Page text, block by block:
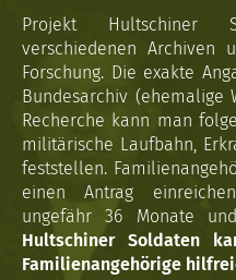
Projekt Hultschiner
verschiedenen Archiven
Forschung. Die exakte
Bundesarchiv (ehemalige
Recherche kann man
militärische Laufbahn,
feststellen.
einen Antrag
ungefähr 36 Monate
Hultschiner Soldaten
Familienangehörige